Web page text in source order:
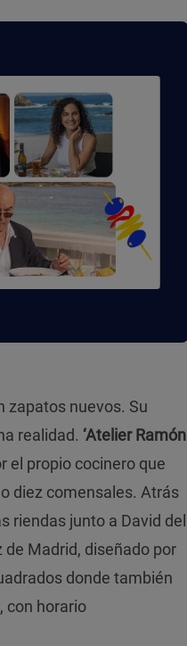
zapatos nuevos. Su
realidad. ‘Atelier Ramón
el propio cocinero que
diez comensales. Atrás
riendas junto a David del
de Madrid, diseñado por
donde también
con horario